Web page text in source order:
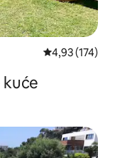
Prosječna
4,93 (174)